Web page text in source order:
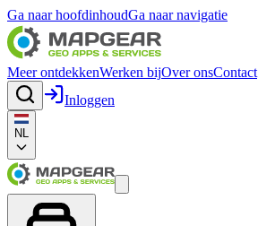
Ga naar hoofdinhoudGa naar navigatie
Meer ontdekkenWerken bijOver onsContact
Inloggen
NL